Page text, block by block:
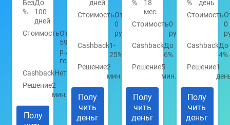
Без
%
До
100
дней
СтоимостьОт
590
р./
год
CashbackНет
Решение2
мин.
Полу
дней
СтоимостьОт
0
руб.
Cashback1-
25%
Решение2
мин.
Полу
чить
деньг
%
18
мес.
Стоимость0
руб.
CashbackДо
6%
Решение5
мин.
Полу
чить
деньг
%
день
Стоимость
0
CashbackДо
4%
Решение1
Полу
чить
деньг